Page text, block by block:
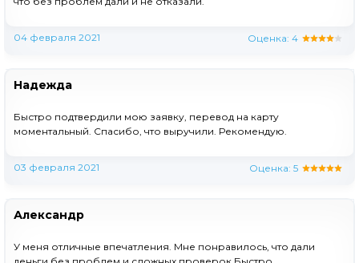
04 февраля 2021 Оценка: 4
Надежда
Быстро подтвердили мою заявку, перевод на карту
моментальный. Спасибо, что выручили. Рекомендую.
03 февраля 2021 Оценка: 5
Александр
У меня отличные впечатления. Мне понравилось, что дали